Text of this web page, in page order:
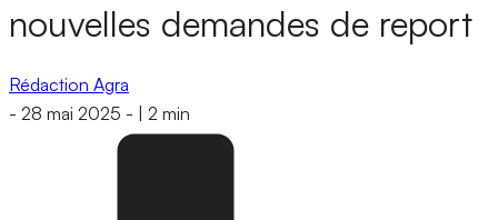
nouvelles demandes de report
Rédaction Agra
- 28 mai 2025 - 2 min